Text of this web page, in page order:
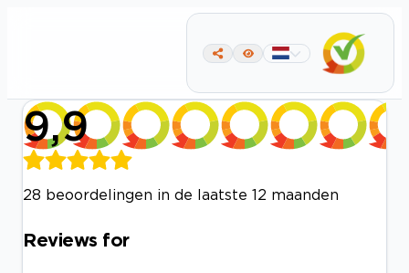
9,9
28 beoordelingen in de laatste 12 maanden
Reviews for